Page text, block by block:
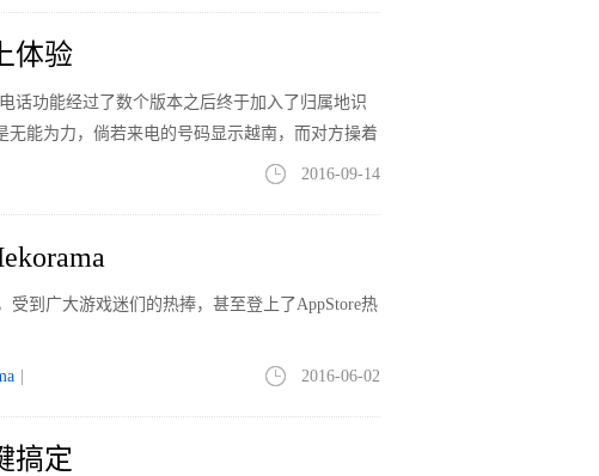
体验
话功能经过了数个版本之后终于加入了归属地识
能为力，倘若来电的号码显示越南，而对方操着
群众也是不会相信
2016-09-14
受到广大游戏迷们的热捧，甚至登上了AppStore热
2016-06-02
搞定